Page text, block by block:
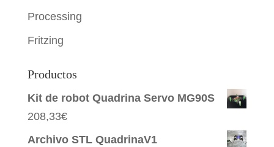
Processing
Fritzing
Productos
Kit de robot Quadrina Servo MG90S
208,33€
Archivo STL QuadrinaV1